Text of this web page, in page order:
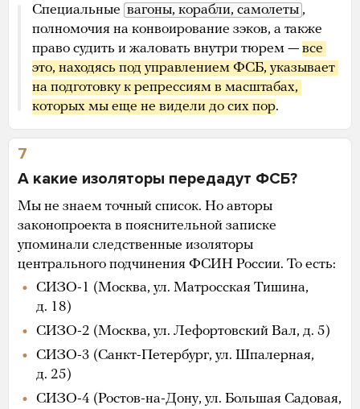
Специальные вагоны, корабли, самолеты ,
полномочия на конвоирование зэков, а также
право судить и жаловать внутри тюрем — все
это, находясь под управлением ФСБ, указывает
на подготовку к репрессиям в масштабах,
которых мы еще не видели до сих пор.
7
А какие изоляторы передадут ФСБ?
Мы не знаем точный список. Но авторы
законопроекта в пояснительной записке
упоминали следственные изоляторы
центрального подчинения ФСИН России. То есть:
СИЗО-1 (Москва, ул. Матросская Тишина,
д. 18)
СИЗО-2 (Москва, ул. Лефортовский Вал, д. 5)
СИЗО-3 (Санкт-Петербург, ул. Шпалерная,
д. 25)
СИЗО-4 (Ростов-на-Дону, ул. Большая Садовая,